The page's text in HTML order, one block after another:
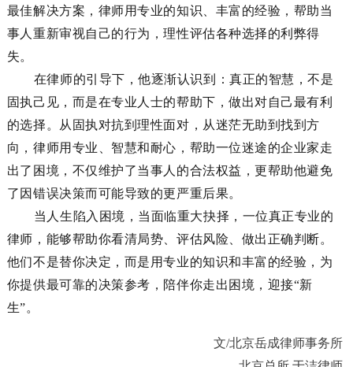
最佳解决方案 ， 律师用专业的知识、丰富的经验，帮助当
事人重新审视自己的行为，理性评估各种选择的利弊得
失。
在律师的引导下，他逐渐认识到：真正的智慧，不是
固执己见，而是在专业人士的帮助下，做出对自己最有利
的选择。从固执对抗到理性面对，从迷茫无助到找到方
向，律师用专业、智慧和耐心，帮助一位迷途的企业家走
出了困境，不仅维护了当事人的合法权益，更帮助他避免
了因错误决策而可能导致的更严重后果。
当人生陷入困境，当面临重大抉择，一位真正专业的
律师，能够帮助你看清局势、评估风险、做出正确判断。
他们不是替你决定，而是用专业的知识和丰富的经验，为
你提供最可靠的决策参考，陪伴你走出困境，迎接“新
生”。
文/北京岳成律师事务所